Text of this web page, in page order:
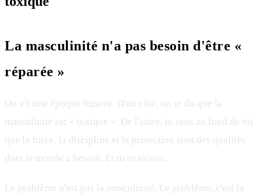
La masculinité n'a pas besoin d'être «
réparée »
On vit une époque bizarre. D'un côté, on te dit que la
masculinité est « toxique ». De l'autre, tu sens au fond de toi
que la force, la discipline et la protection sont des qualités
dont le monde a besoin. Et tu as raison.
Le problème n'est pas la masculinité. Le problème, c'est la